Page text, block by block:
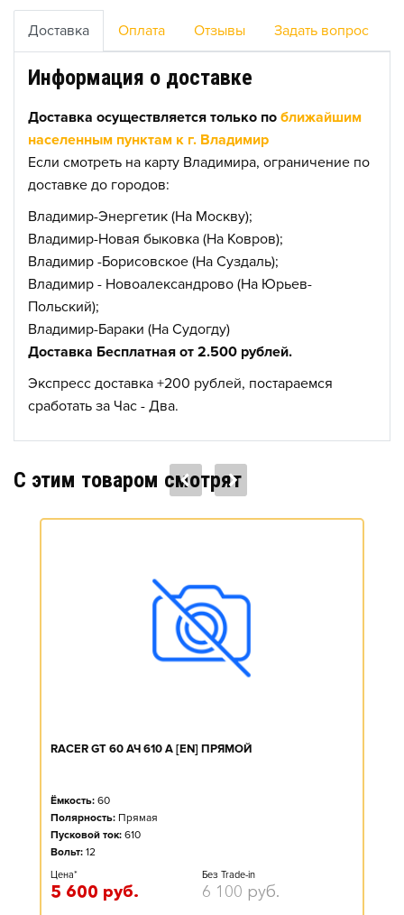
Доставка Оплата Отзывы Задать вопрос
Информация о доставке
Доставка осуществляется только по ближайшим
населенным пунктам к г. Владимир
Если смотреть на карту Владимира, ограничение по
доставке до городов:
Владимир-Энергетик (На Москву);
Владимир-Новая быковка (На Ковров);
Владимир -Борисовское (На Суздаль);
Владимир - Новоалександрово (На Юрьев-
Польский);
Владимир-Бараки (На Судогду)
Доставка Бесплатная от 2.500 рублей.
Экспресс доставка +200 рублей, постараемся
сработать за Час - Два.
C этим товаром смотрят
RACER GT 60 АЧ 610 А [EN] ПРЯМОЙ
Ёмкость: 60
Полярность: Прямая
Пусковой ток: 610
Вольт: 12
Цена*
5 600 руб.
Без Trade-in
6 100 руб.